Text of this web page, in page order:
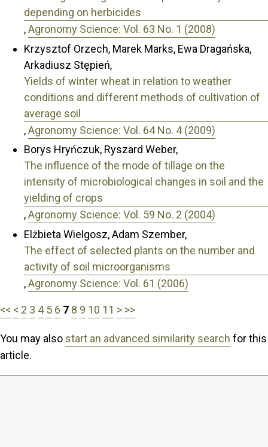
depending on herbicides
,Agronomy Science: Vol. 63 No. 1 (2008)
Krzysztof Orzech, Marek Marks, Ewa Dragańska,
Arkadiusz Stępień,
Yields of winter wheat in relation to weather
conditions and different methods of cultivation of
average soil
,Agronomy Science: Vol. 64 No. 4 (2009)
Borys Hryńczuk, Ryszard Weber,
The influence of the mode of tillage on the
intensity of microbiological changes in soil and the
yielding of crops
,Agronomy Science: Vol. 59 No. 2 (2004)
Elżbieta Wielgosz, Adam Szember,
The effect of selected plants on the number and
activity of soil microorganisms
,Agronomy Science: Vol. 61 (2006)
<< < 2 3 4 5 6 7 8 9 10 11 > >>
You may also start an advanced similarity search for this
article.